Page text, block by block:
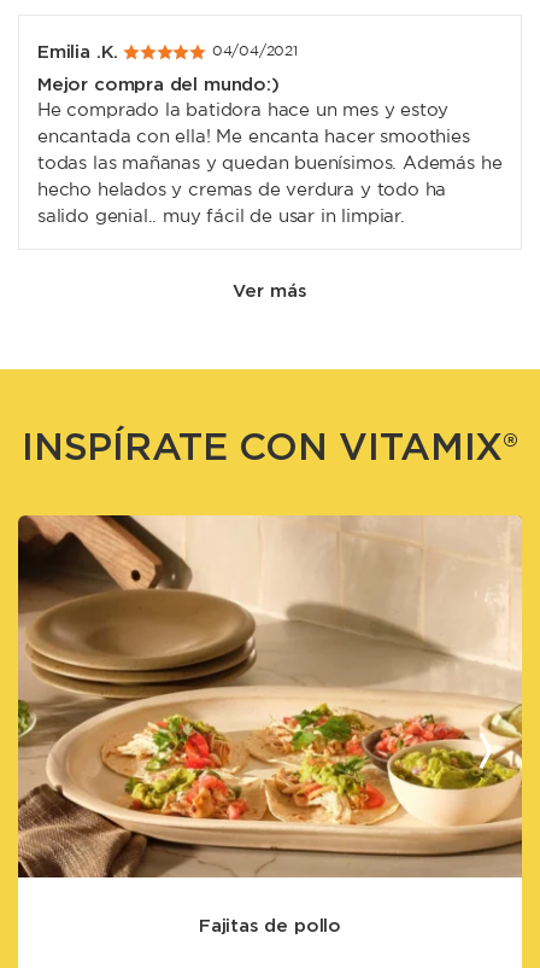
Emilia .K. 04/04/2021
Mejor compra del mundo:)
He comprado la batidora hace un mes y estoy
encantada con ella! Me encanta hacer smoothies
todas las mañanas y quedan buenísimos. Además he
hecho helados y cremas de verdura y todo ha
salido genial.. muy fácil de usar in limpiar.
Ver más
INSPÍRATE CON VITAMIX®
Fajitas de pollo